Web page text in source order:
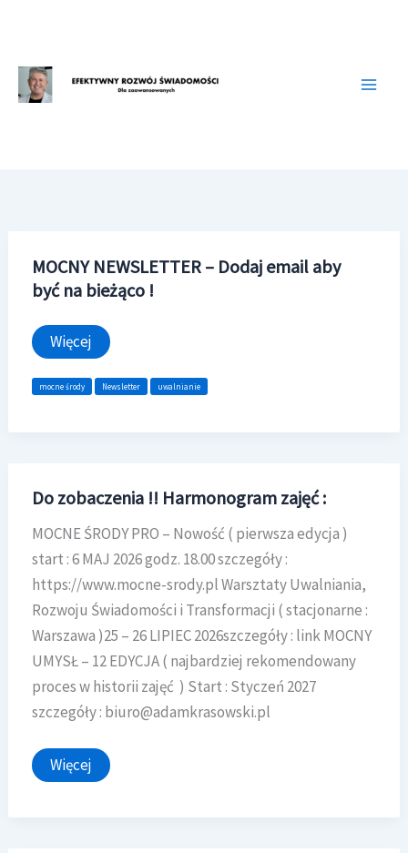
treści
MOCNY NEWSLETTER – Dodaj email aby
być na bieżąco !
MOCNY
NEWSLETTER
Dodaj
Więcej
mocne środy Newsletter uwalnianie
Do zobaczenia !! Harmonogram zajęć :
MOCNE ŚRODY PRO – Nowość ( pierwsza edycja )
start : 6 MAJ 2026 godz. 18.00 szczegóły :
https://www.mocne-srody.pl Warsztaty Uwalniania,
Rozwoju Świadomości i Transformacji ( stacjonarne :
Warszawa )25 – 26 LIPIEC 2026szczegóły : link MOCNY
UMYSŁ – 12 EDYCJA ( najbardziej rekomendowany
proces w historii zajęć ) Start : Styczeń 2027
szczegóły : biuro@adamkrasowski.pl
Do
zobaczenia
Więcej